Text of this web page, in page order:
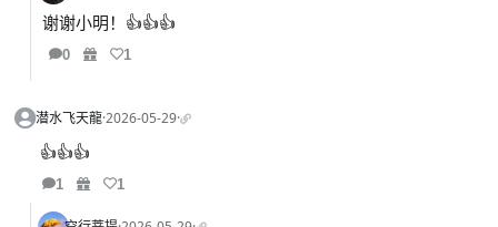
谢谢小明！👍👍👍
0 1
潜水飞天龍·2026-05-29·
👍👍👍
1 1